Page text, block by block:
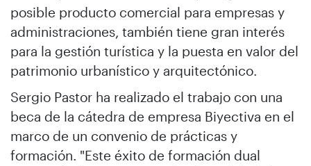
posible producto comercial para empresas y
administraciones, también tiene gran interés
para la gestión turística y la puesta en valor del
patrimonio urbanístico y arquitectónico.
Sergio Pastor ha realizado el trabajo con una
beca de la cátedra de empresa Biyectiva en el
marco de un convenio de prácticas y
formación. "Este éxito de formación dual